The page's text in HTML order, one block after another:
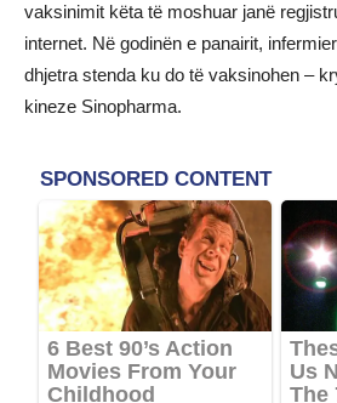
vaksinimit këta të moshuar janë
internet. Në godinën e panairit,
dhjetra stenda ku do të vaksinohen –
kineze Sinopharma.